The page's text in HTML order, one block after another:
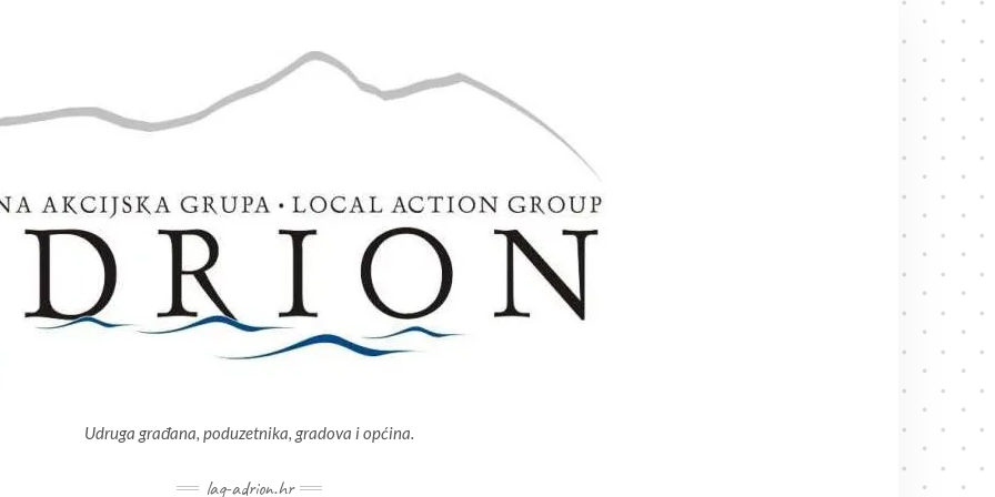
Udruga građana, poduzetnika, gradova i općina.
lag-adrion.hr